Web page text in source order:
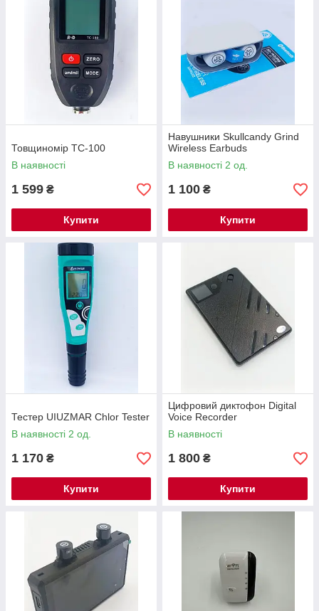
Товщиномір ТС-100
В наявності
1 599 ₴
Купити
Навушники Skullcandy Grind
Wireless Earbuds
В наявності 2 од.
1 100 ₴
Купити
Тестер UIUZMAR Chlor Tester
В наявності 2 од.
1 170 ₴
Купити
Цифровий диктофон Digital
Voice Recorder
В наявності
1 800 ₴
Купити